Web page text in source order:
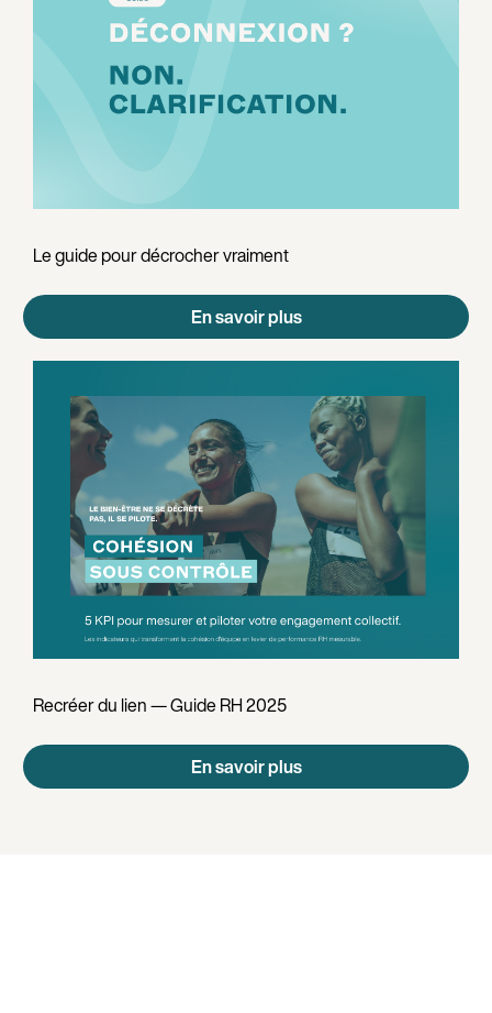
Le guide pour décrocher vraiment
En savoir plus
Recréer du lien — Guide RH 2025
En savoir plus